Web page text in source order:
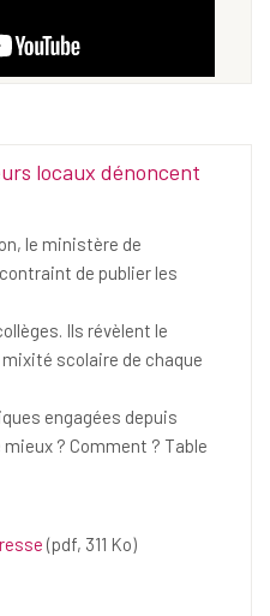
locaux dénoncent
le ministère de
de publier les
Ils révèlent le
scolaire de chaque
engagées depuis
? Comment ? Table
(pdf, 311 Ko)